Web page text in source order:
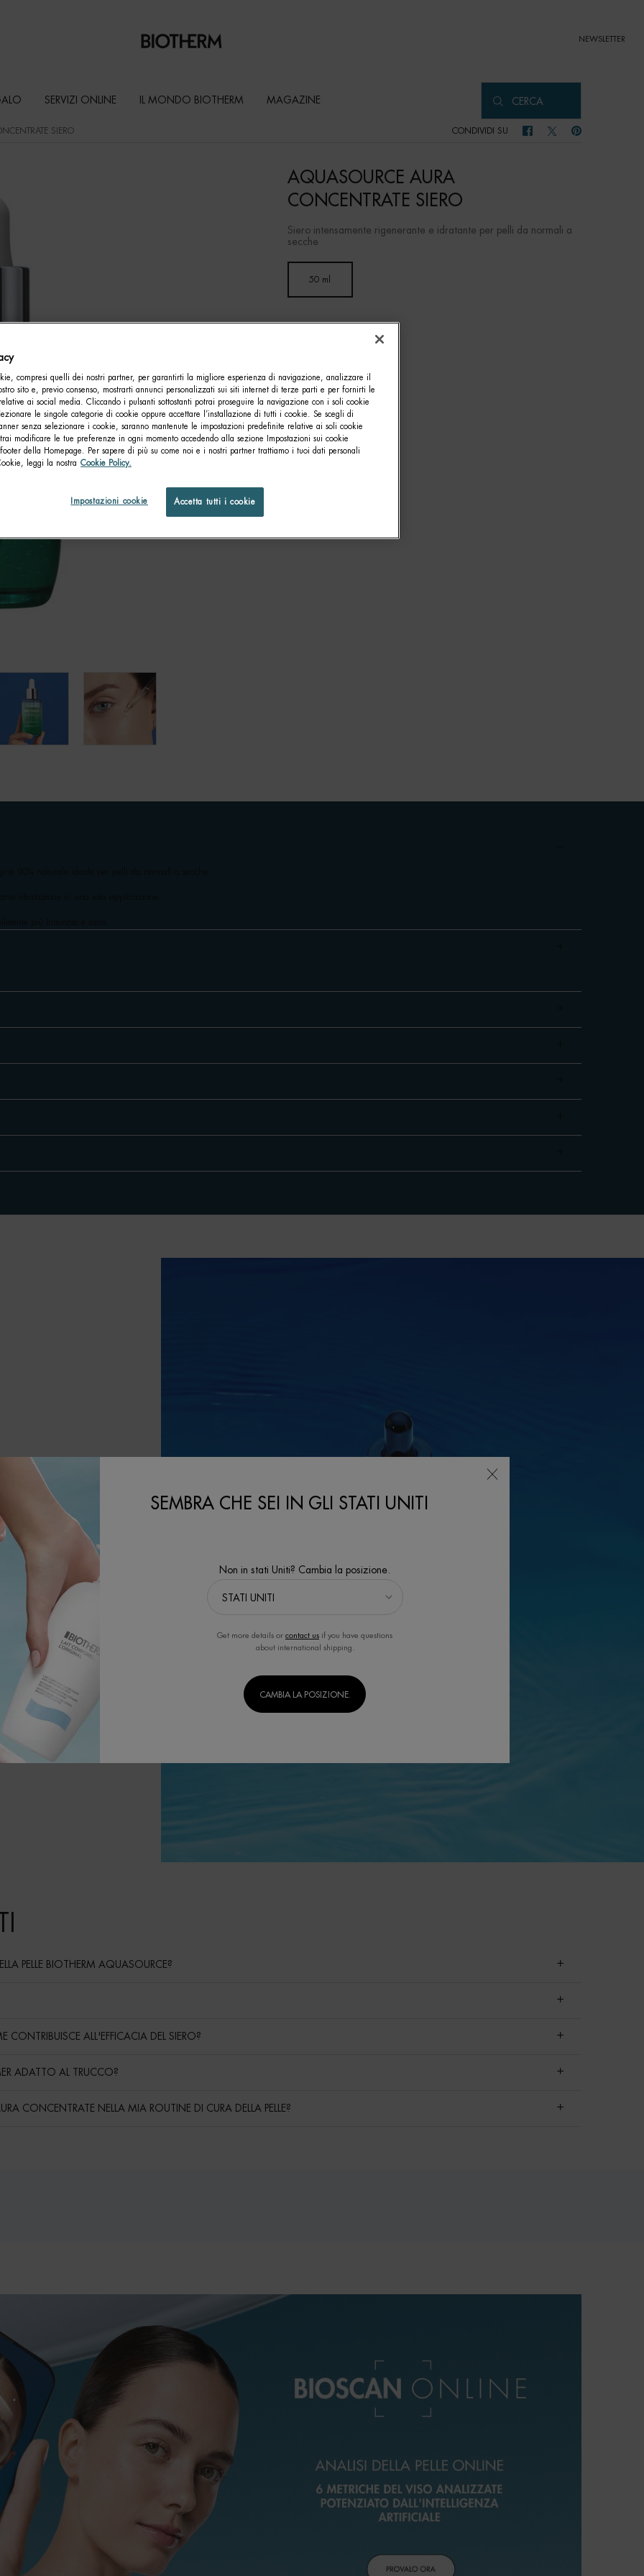
NEWSLETTER
SERVIZI ONLINE IL MONDO BIOTHERM MAGAZINE CERCA
SIERO CONDIVIDI SU CONDIVIDI SU FACEBOOK
CONDIVIDI SU TWITTER
CONDIVIDI SU
AQUASOURCE AURA
CONCENTRATE SIERO
Siero intensamente rigenerante e idratante per pelli da normali a
secche
Selected
50 ml
, 1 of 1
al
del nostro
di
di
PELLE BIOTHERM AQUASOURCE?
CONTRIBUISCE ALL'EFFICACIA DEL SIERO?
ADATTO AL TRUCCO?
CONCENTRATE NELLA MIA ROUTINE DI CURA DELLA PELLE?
SEMBRA CHE SEI IN GLI STATI UNITI
Non in stati Uniti? Cambia la posizione.
Get more details or contact us if you have questions
about international shipping.
CAMBIA LA POSIZIONE.
compresi quelli dei nostri partner, per garantirti la migliore esperienza di navigazione, analizzare il
sito e, previo consenso, mostrarti annunci personalizzati sui siti internet di terze parti e per fornirti le
ai social media. Cliccando i pulsanti sottostanti potrai proseguire la navigazione con i soli cookie
le singole categorie di cookie oppure accettare l’installazione di tutti i cookie. Se scegli di
senza selezionare i cookie, saranno mantenute le impostazioni predefinite relative ai soli cookie
modificare le tue preferenze in ogni momento accedendo alla sezione Impostazioni sui cookie
della Homepage. Per sapere di più su come noi e i nostri partner trattiamo i tuoi dati personali
leggi la nostra Cookie Policy.
Impostazioni cookie Accetta tutti i cookie